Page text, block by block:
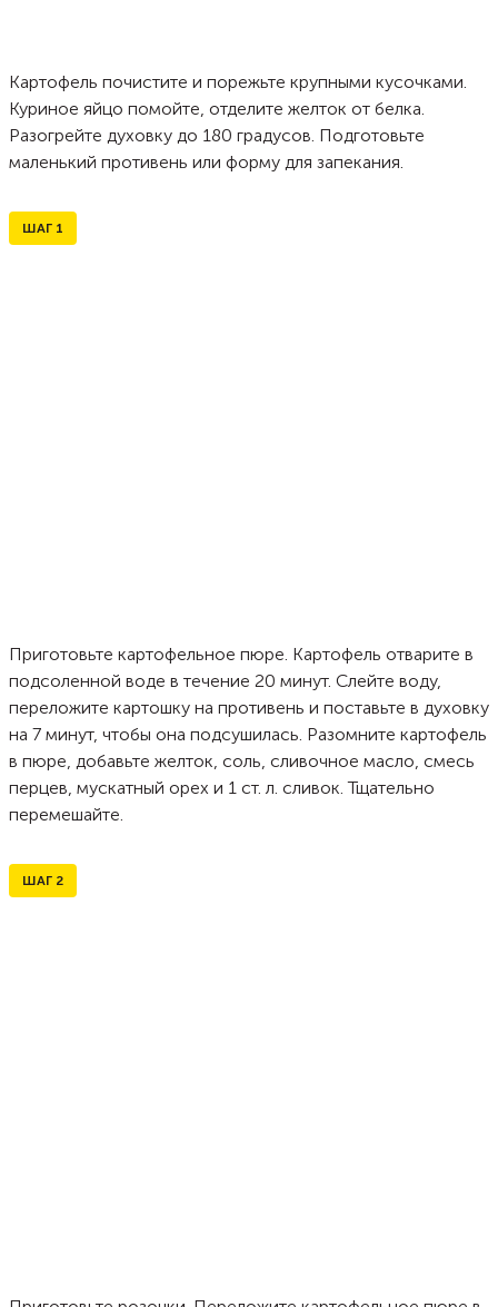
Картофель почистите и порежьте крупными кусочками.
Куриное яйцо помойте, отделите желток от белка.
Разогрейте духовку до 180 градусов. Подготовьте
маленький противень или форму для запекания.
ШАГ 1
Приготовьте картофельное пюре. Картофель отварите в
подсоленной воде в течение 20 минут. Слейте воду,
переложите картошку на противень и поставьте в духовку
на 7 минут, чтобы она подсушилась. Разомните картофель
в пюре, добавьте желток, соль, сливочное масло, смесь
перцев, мускатный орех и 1 ст. л. сливок. Тщательно
перемешайте.
ШАГ 2